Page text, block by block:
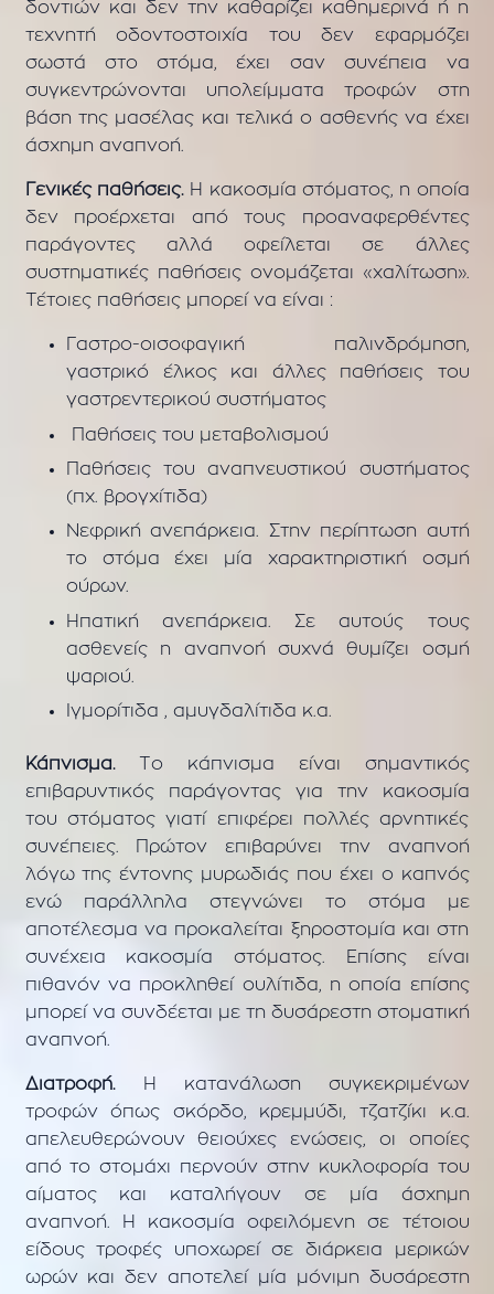
δοντιών και δεν την καθαρίζει καθημερινά ή η
τεχνητή οδοντοστοιχία του δεν εφαρμόζει
σωστά στο στόμα, έχει σαν συνέπεια να
συγκεντρώνονται υπολείμματα τροφών στη
βάση της μασέλας και τελικά ο ασθενής να έχει
άσχημη αναπνοή.
Γενικές παθήσεις. Η κακοσμία στόματος, η οποία
δεν προέρχεται από τους προαναφερθέντες
παράγοντες αλλά οφείλεται σε άλλες
συστηματικές παθήσεις ονομάζεται «χαλίτωση».
Τέτοιες παθήσεις μπορεί να είναι :
Γαστρο-οισοφαγική παλινδρόμηση,
γαστρικό έλκος και άλλες παθήσεις του
γαστρεντερικού συστήματος
Παθήσεις του μεταβολισμού
Παθήσεις του αναπνευστικού συστήματος
(πχ. βρογχίτιδα)
Νεφρική ανεπάρκεια. Στην περίπτωση αυτή
το στόμα έχει μία χαρακτηριστική οσμή
ούρων.
Ηπατική ανεπάρκεια. Σε αυτούς τους
ασθενείς η αναπνοή συχνά θυμίζει οσμή
ψαριού.
Ιγμορίτιδα , αμυγδαλίτιδα κ.α.
Κάπνισμα.
Το κάπνισμα είναι σημαντικός
επιβαρυντικός παράγοντας για την κακοσμία
του στόματος γιατί επιφέρει πολλές αρνητικές
συνέπειες. Πρώτον επιβαρύνει την αναπνοή
λόγω της έντονης μυρωδιάς που έχει ο καπνός
ενώ παράλληλα στεγνώνει το στόμα με
αποτέλεσμα να προκαλείται ξηροστομία και στη
συνέχεια κακοσμία στόματος. Επίσης είναι
πιθανόν να προκληθεί ουλίτιδα, η οποία επίσης
μπορεί να συνδέεται με τη δυσάρεστη στοματική
αναπνοή.
Διατροφή.Η κατανάλωση συγκεκριμένων
τροφών όπως σκόρδο, κρεμμύδι, τζατζίκι κ.α.
απελευθερώνουν θειούχες ενώσεις, οι οποίες
από το στομάχι περνούν στην κυκλοφορία του
αίματος και καταλήγουν σε μία άσχημη
αναπνοή. Η κακοσμία οφειλόμενη σε τέτοιου
είδους τροφές υποχωρεί σε διάρκεια μερικών
ωρών και δεν αποτελεί μία μόνιμη δυσάρεστη